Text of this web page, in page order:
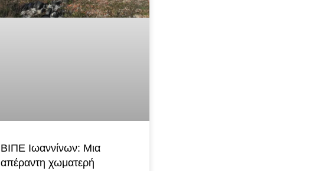
ΒΙΠΕ Ιωαννίνων: Μια
απέραντη χωματερή